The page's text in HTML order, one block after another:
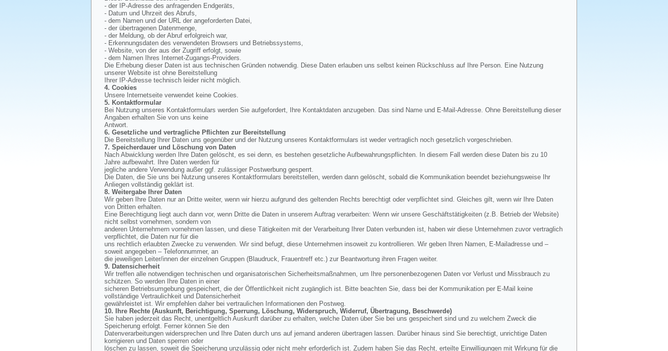
- der IP-Adresse des anfragenden Endgeräts,
- Datum und Uhrzeit des Abrufs,
- dem Namen und der URL der angeforderten Datei,
- der übertragenen Datenmenge,
- der Meldung, ob der Abruf erfolgreich war,
- Erkennungsdaten des verwendeten Browsers und Betriebssystems,
- Website, von der aus der Zugriff erfolgt, sowie
- dem Namen Ihres Internet-Zugangs-Providers.
Die Erhebung dieser Daten ist aus technischen Gründen notwendig. Diese Daten erlauben uns selbst keinen Rückschluss auf Ihre Person. Eine Nutzung
unserer Website ist ohne Bereitstellung
Ihrer IP-Adresse technisch leider nicht möglich.
4. Cookies
Unsere Internetseite verwendet keine Cookies.
5. Kontaktformular
Bei Nutzung unseres Kontaktformulars werden Sie aufgefordert, Ihre Kontaktdaten anzugeben. Das sind Name und E-Mail-Adresse. Ohne Bereitstellung dieser
Angaben erhalten Sie von uns keine
Antwort.
6. Gesetzliche und vertragliche Pflichten zur Bereitstellung
Die Bereitstellung Ihrer Daten uns gegenüber und der Nutzung unseres Kontaktformulars ist weder vertraglich noch gesetzlich vorgeschrieben.
7. Speicherdauer und Löschung von Daten
Nach Abwicklung werden Ihre Daten gelöscht, es sei denn, es bestehen gesetzliche Aufbewahrungspflichten. In diesem Fall werden diese Daten bis zu 10
Jahre aufbewahrt. Ihre Daten werden für
jegliche andere Verwendung außer ggf. zulässiger Postwerbung gesperrt.
Die Daten, die Sie uns bei Nutzung unseres Kontaktformulars bereitstellen, werden dann gelöscht, sobald die Kommunikation beendet beziehungsweise Ihr
Anliegen vollständig geklärt ist.
8. Weitergabe Ihrer Daten
Wir geben Ihre Daten nur an Dritte weiter, wenn wir hierzu aufgrund des geltenden Rechts berechtigt oder verpflichtet sind. Gleiches gilt, wenn wir Ihre Daten
von Dritten erhalten.
Eine Berechtigung liegt auch dann vor, wenn Dritte die Daten in unserem Auftrag verarbeiten: Wenn wir unsere Geschäftstätigkeiten (z.B. Betrieb der Website)
nicht selbst vornehmen, sondern von
anderen Unternehmern vornehmen lassen, und diese Tätigkeiten mit der Verarbeitung Ihrer Daten verbunden ist, haben wir diese Unternehmen zuvor vertraglich
verpflichtet, die Daten nur für die
uns rechtlich erlaubten Zwecke zu verwenden. Wir sind befugt, diese Unternehmen insoweit zu kontrollieren. Wir geben Ihren Namen, E-Mailadresse und –
soweit angegeben – Telefonnummer, an
die jeweiligen Leiter/innen der einzelnen Gruppen (Blaudruck, Frauentreff etc.) zur Beantwortung ihren Fragen weiter.
9. Datensicherheit
Wir treffen alle notwendigen technischen und organisatorischen Sicherheitsmaßnahmen, um Ihre personenbezogenen Daten vor Verlust und Missbrauch zu
schützen. So werden Ihre Daten in einer
sicheren Betriebsumgebung gespeichert, die der Öffentlichkeit nicht zugänglich ist. Bitte beachten Sie, dass bei der Kommunikation per E-Mail keine
vollständige Vertraulichkeit und Datensicherheit
gewährleistet ist. Wir empfehlen daher bei vertraulichen Informationen den Postweg.
10. Ihre Rechte (Auskunft, Berichtigung, Sperrung, Löschung, Widerspruch, Widerruf, Übertragung, Beschwerde)
Sie haben jederzeit das Recht, unentgeltlich Auskunft darüber zu erhalten, welche Daten über Sie bei uns gespeichert sind und zu welchem Zweck die
Speicherung erfolgt. Ferner können Sie den
Datenverarbeitungen widersprechen und Ihre Daten durch uns auf jemand anderen übertragen lassen. Darüber hinaus sind Sie berechtigt, unrichtige Daten
korrigieren und Daten sperren oder
löschen zu lassen, soweit die Speicherung unzulässig oder nicht mehr erforderlich ist. Zudem haben Sie das Recht, erteilte Einwilligungen mit Wirkung für die